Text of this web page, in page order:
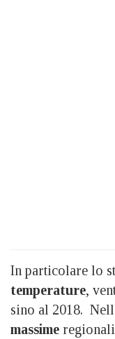
In particolare lo
temperature,
sino al 2018.
massime